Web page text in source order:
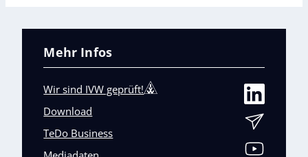
Mehr Infos
Wir sind IVW geprüft!
Download
TeDo Business